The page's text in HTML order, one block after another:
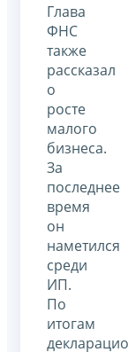
Глава
ФНС
также
рассказал
о
росте
малого
бизнеса.
За
последнее
время
он
наметился
среди
ИП.
По
итогам